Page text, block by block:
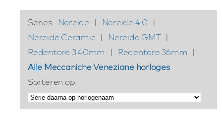
Series Nereide | Nereide 4.0
|
Nereide Ceramic | Nereide GMT |
Redentore 3 40mm
| Redentore 36mm
|
Alle Meccaniche Veneziane horloges
Sorteren op